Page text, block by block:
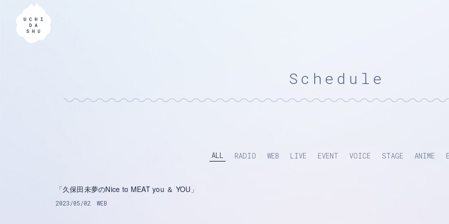
Schedule
ALL RADIO WEB LIVE EVENT VOICE STAGE ANIME
「久保田未夢のNice to MEAT you ＆ YOU」
2023/05/02 WEB